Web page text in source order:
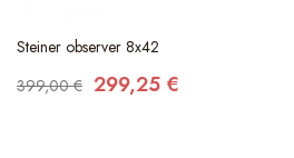
Steiner observer 8x42
399,00 € 299,25 €